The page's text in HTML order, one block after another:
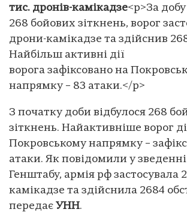
тис. дронів-камікадзе<p>За
268 бойових зіткнень, ворог
дрони-камікадзе та здійснив
Найбільш активні дії
ворога зафіксовано на
напрямку – 83 атаки.</p>
З початку доби відбулося 268
зіткнень. Найактивніше ворог
Покровському напрямку –
атаки. Як повідомили у зведенні
Генштабу, армія рф застосувала
камікадзе та здійснила 2684
передає УНН.